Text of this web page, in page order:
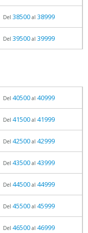
Del 38500al 38999
Del 39500al 39999
Del 40500al 40999
Del 41500al 41999
Del 42500al 42999
Del 43500al 43999
Del 44500al 44999
Del 45500al 45999
Del 46500al 46999